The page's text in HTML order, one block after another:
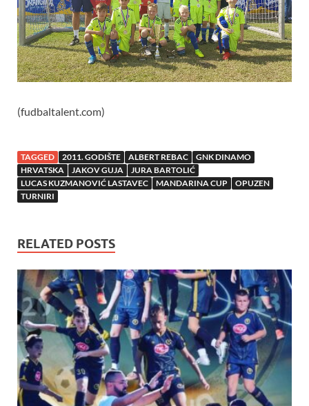
(fudbaltalent.com)
TAGGED 2011. GODIŠTE ALBERT REBAC
GNK DINAMO
HRVATSKA
JAKOV GUJA
JURA BARTOLIĆ
LUCAS KUZMANOVIĆ LASTAVEC
MANDARINA CUP
OPUZEN
TURNIRI
RELATED POSTS